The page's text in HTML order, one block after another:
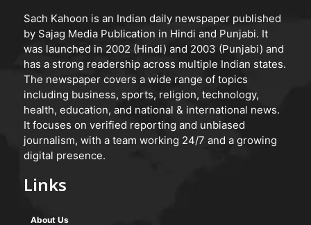
Sach Kahoon is an Indian daily newspaper published
by Sajag Media Publication in Hindi and Punjabi. It
was launched in 2002 (Hindi) and 2003 (Punjabi) and
has a strong readership across multiple Indian states.
The newspaper covers a wide range of topics
including business, sports, religion, technology,
health, education, and national & international news.
It focuses on verified reporting and unbiased
journalism, with a team working 24/7 and a growing
digital presence.
Links
About Us